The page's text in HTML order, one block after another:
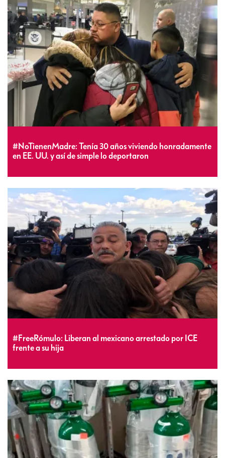
#NoTienenMadre: Tenía 30 años viviendo honradamente
en EE. UU. y así de simple lo deportaron
#FreeRómulo: Liberan al mexicano arrestado por ICE
frente a su hija